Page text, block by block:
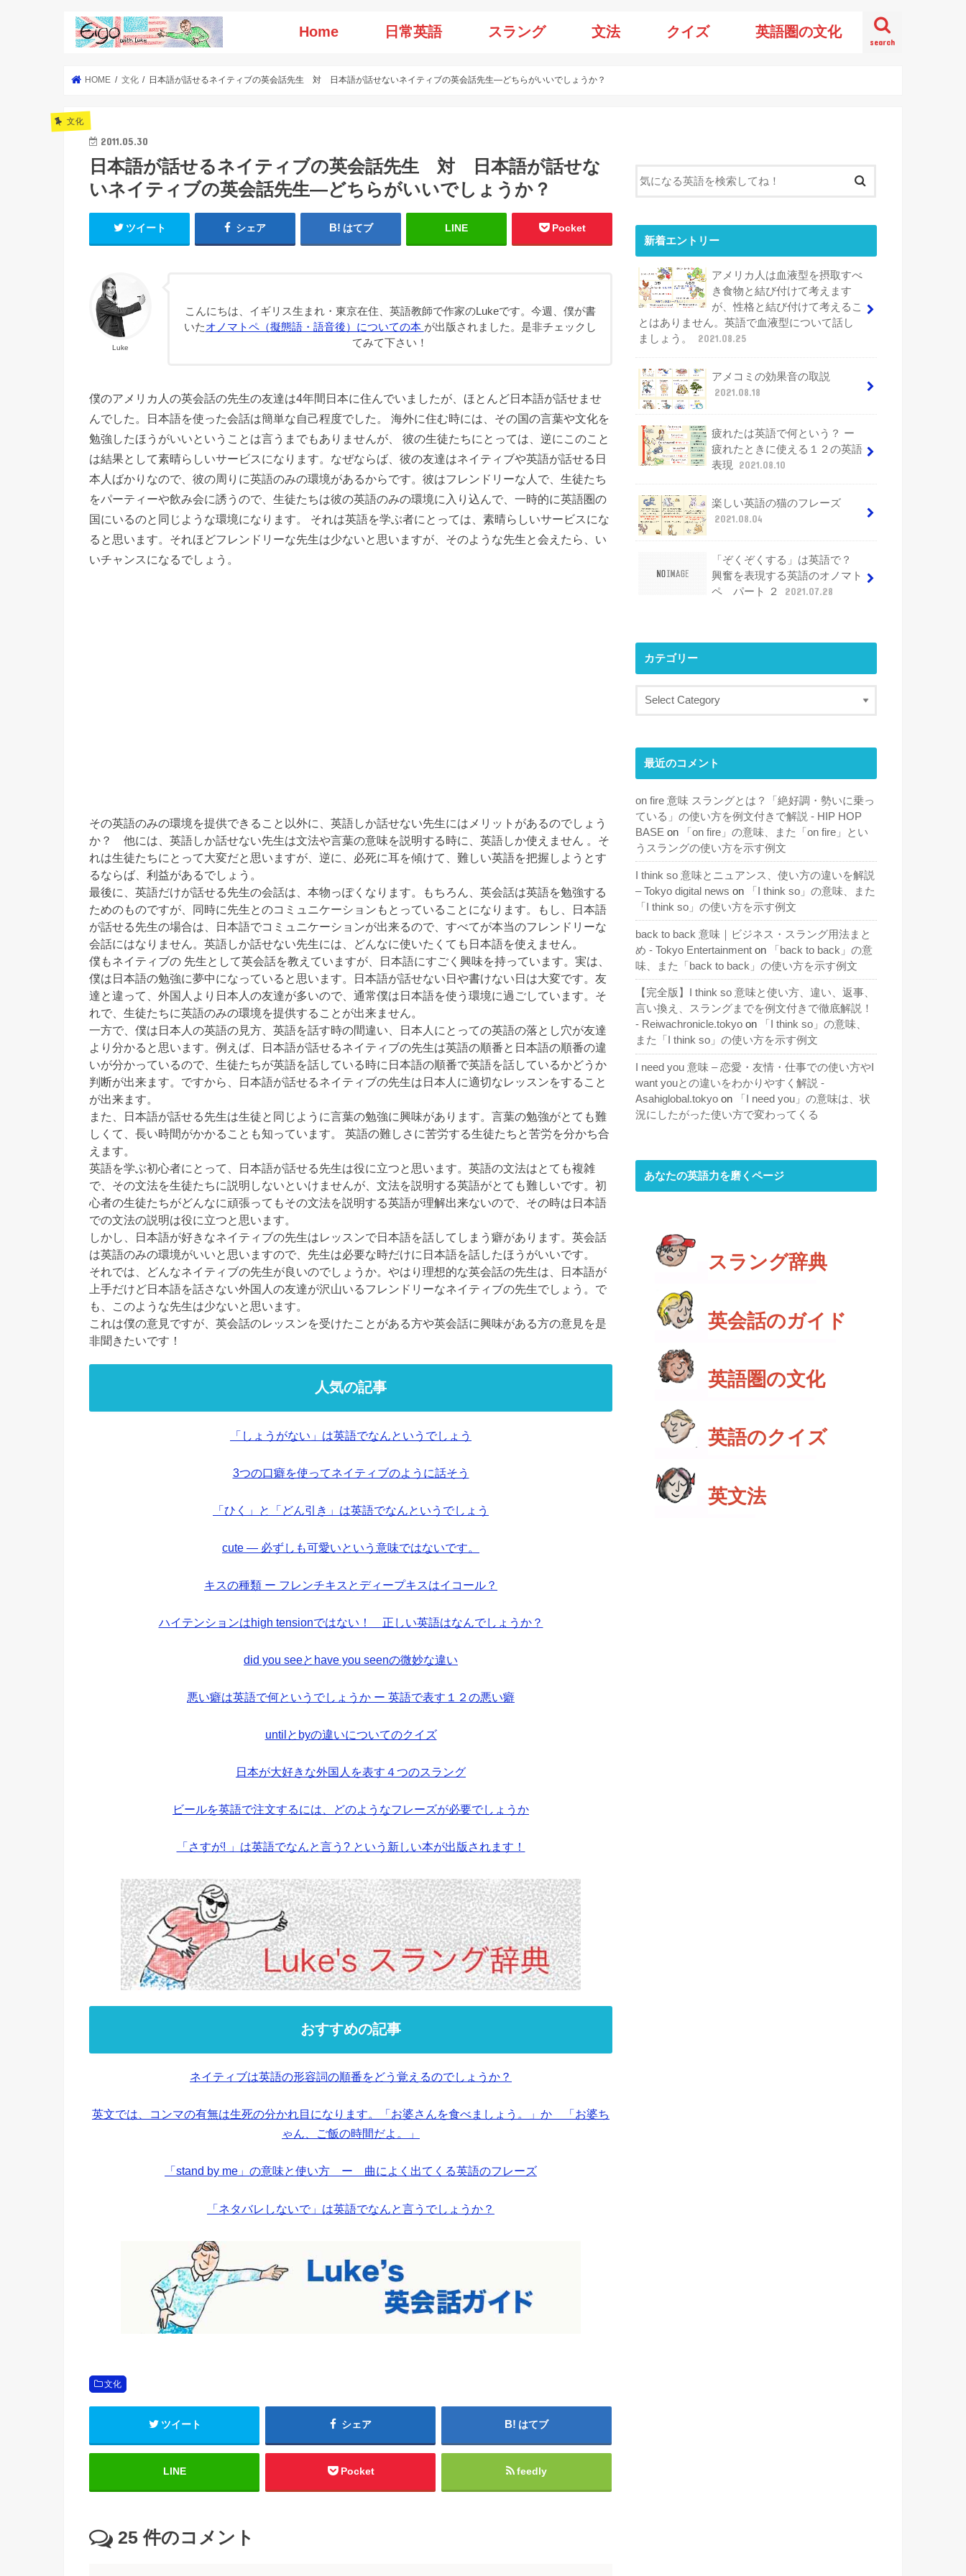
search
Home 日常英語 スラング 文法 クイズ 英語圏の文化
HOME 文化 日本語が話せるネイティブの英会話先生 対 日本語が話せないネイティブの英会話先生—どちらがいいでしょうか？
文化
2011.05.30
日本語が話せるネイティブの英会話先生 対 日本語が話せな
いネイティブの英会話先生—どちらがいいでしょうか？
ツイート シェア はてブ LINE Pocket
Luke
こんにちは、イギリス生まれ・東京在住、英語教師で作家のLukeです。今週、僕が書
いたオノマトペ（擬態語・語音後）についての本 が出版されました。是非チェックし
てみて下さい！
僕のアメリカ人の英会話の先生の友達は4年間日本に住んでいましたが、ほとんど日本語が話せませ
んでした。日本語を使った会話は簡単な自己程度でした。 海外に住む時には、その国の言葉や文化を
勉強したほうがいいということは言うまでもありませんが、 彼の生徒たちにとっては、逆にこのこと
は結果として素晴らしいサービスになります。なぜならば、彼の友達はネイティブや英語が話せる日
本人ばかりなので、彼の周りに英語のみの環境があるからです。彼はフレンドリーな人で、生徒たち
をパーティーや飲み会に誘うので、生徒たちは彼の英語のみの環境に入り込んで、一時的に英語圏の
国にいるのと同じような環境になります。 それは英語を学ぶ者にとっては、素晴らしいサービスにな
ると思います。それほどフレンドリーな先生は少ないと思いますが、そのような先生と会えたら、い
いチャンスになるでしょう。
その英語のみの環境を提供できること以外に、英語しか話せない先生にはメリットがあるのでしょう
か？ 他には、英語しか話せない先生は文法や言葉の意味を説明する時に、英語しか使えません 。そ
れは生徒たちにとって大変だと思いますが、逆に、必死に耳を傾けて、難しい英語を把握しようとす
るならば、利益があるでしょう。
最後に、英語だけが話せる先生の会話は、本物っぽくなります。もちろん、英会話は英語を勉強する
ためのものですが、同時に先生とのコミュニケーションもとっていることになります。もし、日本語
が話せる先生の場合は、日本語でコミュニケーションが出来るので、すべてが本当のフレンドリーな
会話にはなりません。英語しか話せない先生には、どんなに使いたくても日本語を使えません。
僕もネイティブの 先生として英会話を教えていますが、日本語にすごく興味を持っています。実は、
僕は日本語の勉強に夢中になっていると思います。日本語が話せない日や書けない日は大変です。友
達と違って、外国人より日本人の友達が多いので、通常僕は日本語を使う環境に過ごしています。そ
れで、生徒たちに英語のみの環境を提供することが出来ません。
一方で、僕は日本人の英語の見方、英語を話す時の間違い、日本人にとっての英語の落とし穴が友達
より分かると思います。例えば、日本語が話せるネイティブの先生は英語の順番と日本語の順番の違
いが分かっているので、生徒たちが英語を話している時に日本語の順番で英語を話しているかどうか
判断が出来ます。ですから、日本語が話せるネイティブの先生は日本人に適切なレッスンをすること
が出来ます。
また、日本語が話せる先生は生徒と同じように言葉の勉強に興味があります。言葉の勉強がとても難
しくて、長い時間がかかることも知っています。 英語の難しさに苦労する生徒たちと苦労を分かち合
えます。
英語を学ぶ初心者にとって、日本語が話せる先生は役に立つと思います。英語の文法はとても複雑
で、その文法を生徒たちに説明しないといけませんが、文法を説明する英語がとても難しいです。初
心者の生徒たちがどんなに頑張ってもその文法を説明する英語が理解出来ないので、その時は日本語
での文法の説明は役に立つと思います。
しかし、日本語が好きなネイティブの先生はレッスンで日本語を話してしまう癖があります。英会話
は英語のみの環境がいいと思いますので、先生は必要な時だけに日本語を話したほうがいいです。
それでは、どんなネイティブの先生が良いのでしょうか。やはり理想的な英会話の先生は、日本語が
上手だけど日本語を話さない外国人の友達が沢山いるフレンドリーなネイティブの先生でしょう。で
も、このような先生は少ないと思います。
これは僕の意見ですが、英会話のレッスンを受けたことがある方や英会話に興味がある方の意見を是
非聞きたいです！
人気の記事
「しょうがない」は英語でなんというでしょう
3つの口癖を使ってネイティブのように話そう
「ひく」と「どん引き」は英語でなんというでしょう
cute — 必ずしも可愛いという意味ではないです。
キスの種類 ー フレンチキスとディープキスはイコール？
ハイテンションはhigh tensionではない！ 正しい英語はなんでしょうか？
did you seeとhave you seenの微妙な違い
悪い癖は英語で何というでしょうか ー 英語で表す１２の悪い癖
untilとbyの違いについてのクイズ
日本が大好きな外国人を表す４つのスラング
ビールを英語で注文するには、どのようなフレーズが必要でしょうか
「さすが! 」は英語でなんと言う? という新しい本が出版されます！
おすすめの記事
ネイティブは英語の形容詞の順番をどう覚えるのでしょうか？
英文では、コンマの有無は生死の分かれ目になります。「お婆さんを食べましょう。」か 「お婆ち
ゃん、ご飯の時間だよ。」
「stand by me」の意味と使い方 ー 曲によく出てくる英語のフレーズ
「ネタバレしないで」は英語でなんと言うでしょうか？
文化
ツイート シェア はてブ
LINE Pocket feedly
25 件のコメント
新着エントリー
アメリカ人は血液型を摂取すべ
き食物と結び付けて考えます
が、性格と結び付けて考えるこ
とはありません。英語で血液型について話し
ましょう。
2021.08.25
アメコミの効果音の取説
2021.08.18
疲れたは英語で何という？ ー
疲れたときに使える１２の英語
表現
2021.08.10
楽しい英語の猫のフレーズ
2021.08.04
「ぞくぞくする」は英語で？
興奮を表現する英語のオノマト
ペ パート ２
2021.07.28
カテゴリー
最近のコメント
on fire 意味 スラングとは？「絶好調・勢いに乗っ
ている」の使い方を例文付きで解説 - HIP HOP
BASE on
「on fire」の意味、また「on fire」とい
うスラングの使い方を示す例文
I think so 意味とニュアンス、使い方の違いを解説
– Tokyo digital news on
「I think so」の意味、また
「I think so」の使い方を示す例文
back to back 意味｜ビジネス・スラング用法まと
め - Tokyo Entertainment on
「back to back」の意
味、また「back to back」の使い方を示す例文
【完全版】I think so 意味と使い方、違い、返事、
言い換え、スラングまでを例文付きで徹底解説！
- Reiwachronicle.tokyo on
「I think so」の意味、
また「I think so」の使い方を示す例文
I need you 意味 – 恋愛・友情・仕事での使い方やI
want youとの違いをわかりやすく解説 -
Asahiglobal.tokyo on
「I need you」の意味は、状
況にしたがった使い方で変わってくる
あなたの英語力を磨くページ
スラング辞典
英会話のガイド
英語圏の文化
英語のクイズ
英文法